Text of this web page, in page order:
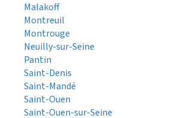
Malakoff
Montreuil
Montrouge
Neuilly-sur-Seine
Pantin
Saint-Denis
Saint-Mandé
Saint-Ouen
Saint-Ouen-sur-Seine